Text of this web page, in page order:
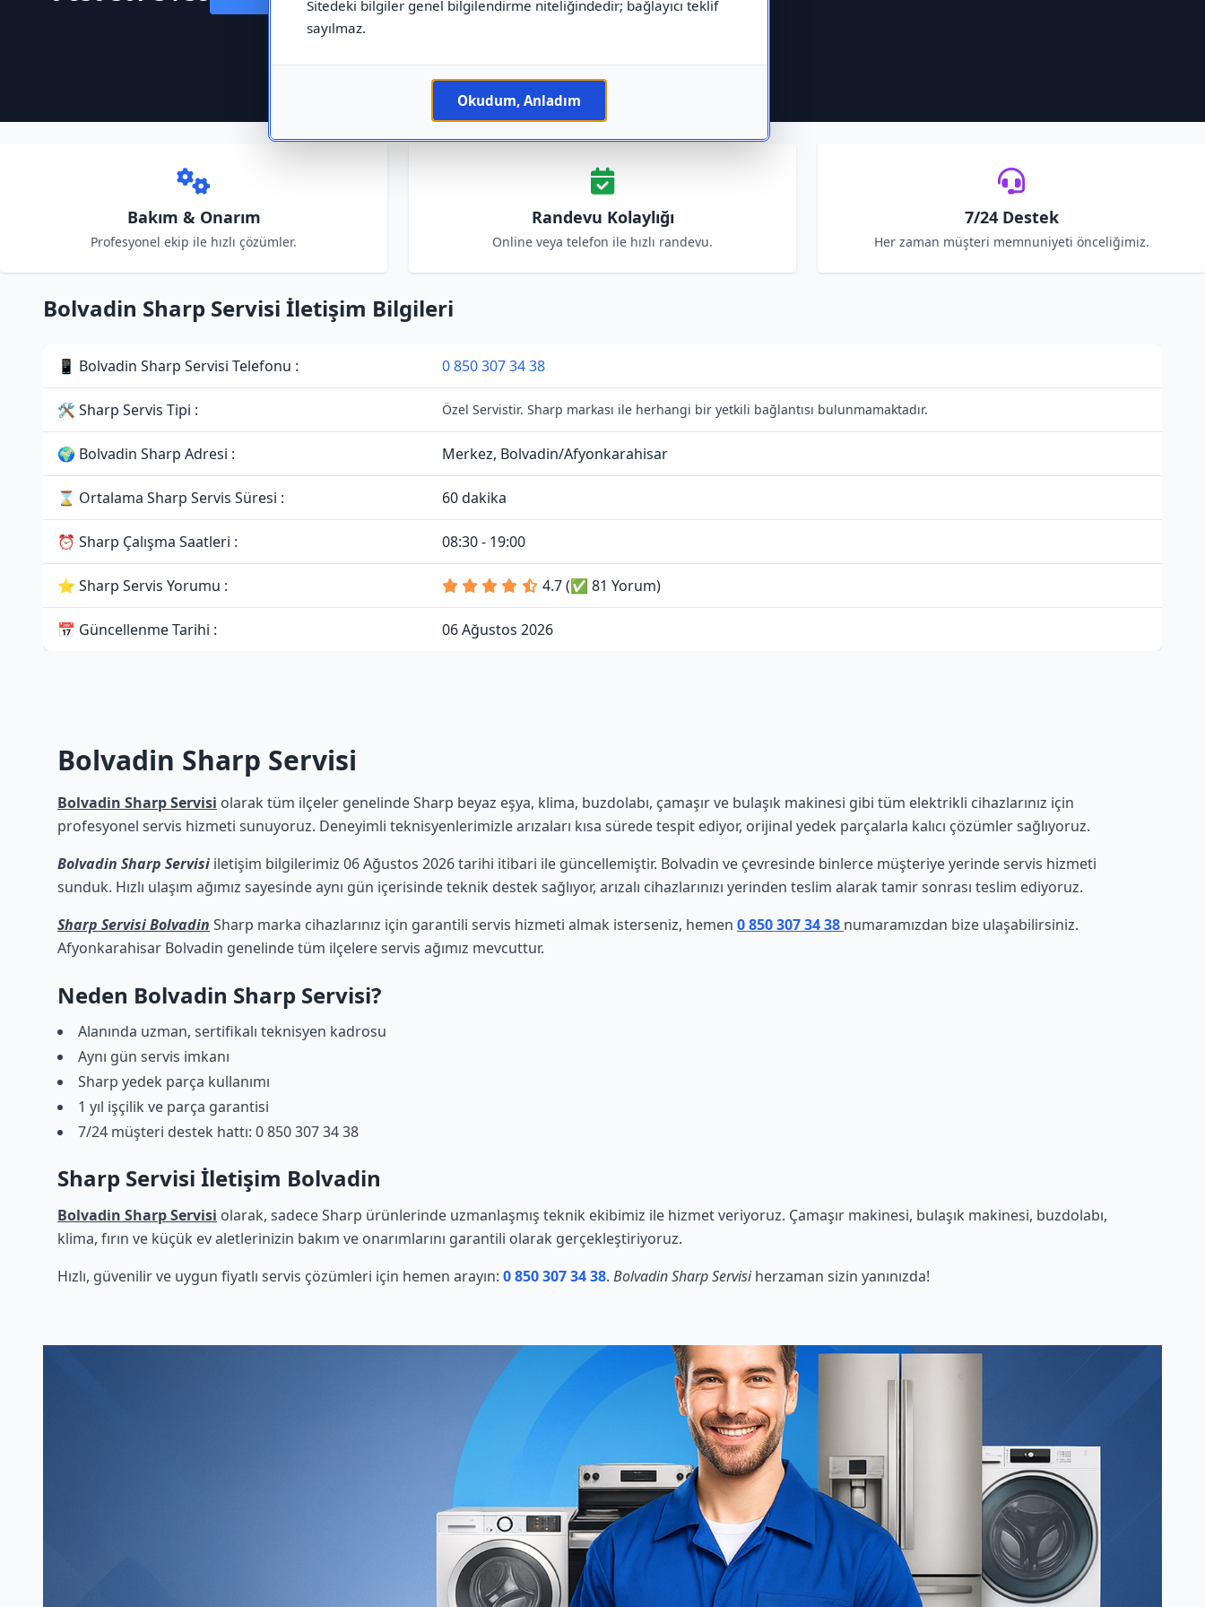
Sitedeki bilgiler genel bilgilendirme niteliğindedir; bağlayıcı teklif
sayılmaz.
Okudum, Anladım
Bakım & Onarım
Profesyonel ekip ile hızlı çözümler.
Randevu Kolaylığı
Online veya telefon ile hızlı randevu.
7/24 Destek
Her zaman müşteri memnuniyeti önceliğimiz.
Bolvadin Sharp Servisi İletişim Bilgileri
📱 Bolvadin Sharp Servisi Telefonu : 0 850 307 34 38
🛠 Sharp Servis Tipi : Özel Servistir. Sharp markası ile herhangi bir yetkili bağlantısı bulunmamaktadır.
🌍 Bolvadin Sharp Adresi : Merkez, Bolvadin/Afyonkarahisar
⌛ Ortalama Sharp Servis Süresi : 60 dakika
⏰ Sharp Çalışma Saatleri : 08:30 - 19:00
⭐ Sharp Servis Yorumu : 4.7 (✅ 81 Yorum)
📅 Güncellenme Tarihi : 06 Ağustos 2026
Bolvadin Sharp Servisi
Bolvadin Sharp Servisi olarak tüm ilçeler genelinde Sharp beyaz eşya, klima, buzdolabı, çamaşır ve bulaşık makinesi gibi tüm elektrikli cihazlarınız için
profesyonel servis hizmeti sunuyoruz. Deneyimli teknisyenlerimizle arızaları kısa sürede tespit ediyor, orijinal yedek parçalarla kalıcı çözümler sağlıyoruz.
Bolvadin Sharp Servisi iletişim bilgilerimiz 06 Ağustos 2026 tarihi itibari ile güncellemiştir. Bolvadin ve çevresinde binlerce müşteriye yerinde servis hizmeti
sunduk. Hızlı ulaşım ağımız sayesinde aynı gün içerisinde teknik destek sağlıyor, arızalı cihazlarınızı yerinden teslim alarak tamir sonrası teslim ediyoruz.
Sharp Servisi Bolvadin Sharp marka cihazlarınız için garantili servis hizmeti almak isterseniz, hemen 0 850 307 34 38 numaramızdan bize ulaşabilirsiniz.
Afyonkarahisar Bolvadin genelinde tüm ilçelere servis ağımız mevcuttur.
Neden Bolvadin Sharp Servisi?
Alanında uzman, sertifikalı teknisyen kadrosu
Aynı gün servis imkanı
Sharp yedek parça kullanımı
1 yıl işçilik ve parça garantisi
7/24 müşteri destek hattı: 0 850 307 34 38
Sharp Servisi İletişim Bolvadin
Bolvadin Sharp Servisi olarak, sadece Sharp ürünlerinde uzmanlaşmış teknik ekibimiz ile hizmet veriyoruz. Çamaşır makinesi, bulaşık makinesi, buzdolabı,
klima, fırın ve küçük ev aletlerinizin bakım ve onarımlarını garantili olarak gerçekleştiriyoruz.
Hızlı, güvenilir ve uygun fiyatlı servis çözümleri için hemen arayın: 0 850 307 34 38. Bolvadin Sharp Servisiherzaman sizin yanınızda!